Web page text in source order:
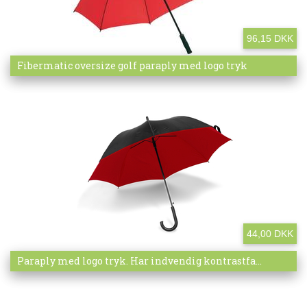
96,15 DKK
Fibermatic oversize golf paraply med logo tryk
Mere info
44,00 DKK
Paraply med logo tryk. Har indvendig kontrastfa...
Mere info